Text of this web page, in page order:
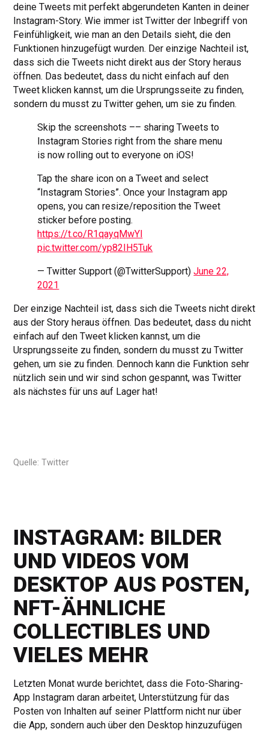
deine Tweets mit perfekt abgerundeten Kanten in deiner
Instagram-Story. Wie immer ist Twitter der Inbegriff von
Feinfühligkeit, wie man an den Details sieht, die den
Funktionen hinzugefügt wurden. Der einzige Nachteil ist,
dass sich die Tweets nicht direkt aus der Story heraus
öffnen. Das bedeutet, dass du nicht einfach auf den
Tweet klicken kannst, um die Ursprungsseite zu finden,
sondern du musst zu Twitter gehen, um sie zu finden.
Skip the screenshots –– sharing Tweets to
Instagram Stories right from the share menu
is now rolling out to everyone on iOS!
Tap the share icon on a Tweet and select
“Instagram Stories”. Once your Instagram app
opens, you can resize/reposition the Tweet
sticker before posting.
https://t.co/R1qayqMwYl
pic.twitter.com/yp82IH5Tuk
— Twitter Support (@TwitterSupport)June 22,
2021
Der einzige Nachteil ist, dass sich die Tweets nicht direkt
aus der Story heraus öffnen. Das bedeutet, dass du nicht
einfach auf den Tweet klicken kannst, um die
Ursprungsseite zu finden, sondern du musst zu Twitter
gehen, um sie zu finden. Dennoch kann die Funktion sehr
nützlich sein und wir sind schon gespannt, was Twitter
als nächstes für uns auf Lager hat!
Quelle: Twitter
INSTAGRAM: BILDER
UND VIDEOS VOM
DESKTOP AUS POSTEN,
NFT-ÄHNLICHE
COLLECTIBLES UND
VIELES MEHR
Letzten Monat wurde berichtet, dass die Foto-Sharing-
App Instagram daran arbeitet, Unterstützung für das
Posten von Inhalten auf seiner Plattform nicht nur über
die App, sondern auch über den Desktop hinzuzufügen